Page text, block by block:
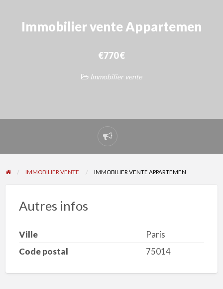
Immobilier vente Appartemen
€770 €
Immobilier vente
Signaler
un
problème
IMMOBILIER VENTE IMMOBILIER VENTE APPARTEMEN
Autres infos
Ville
Paris
Code postal
75014